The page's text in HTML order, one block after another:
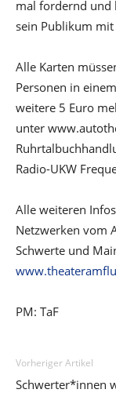
mal fordernd und
sein Publikum
Alle Karten
Personen in
weitere 5 Euro
unter
Radio-UKW
Alle weiteren
Netzwerken vom
Schwerte und
PM: TaF
Vorheriger Artikel
Schwerter*innen